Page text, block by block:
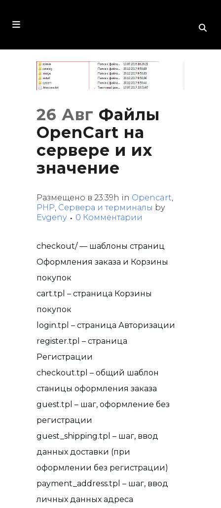
26 Авг Файлы
OpenCart на
сервере и их
значение
Размещено в 23:39h in Opencart,
PHP, Сервера и терминалы by
Evgeny
0 Комментарии
checkout/ — шаблоны страниц
Оформления заказа и Корзины
покупок
cart.tpl – страница Корзины
покупок
login.tpl – страница Авторизации
register.tpl – страница
Регистрации
checkout.tpl – общий шаблон
станицы оформления заказа
guest.tpl – шаг, оформление без
регистрации
guest_shipping.tpl – шаг, ввод
данных доставки (при
оформлении без регистрации)
payment_address.tpl – шаг, ввод
личных данных адреса